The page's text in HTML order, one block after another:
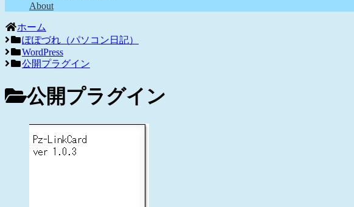
About
ホーム
ぽぽづれ（パソコン日記）
WordPress
公開プラグイン
公開プラグイン